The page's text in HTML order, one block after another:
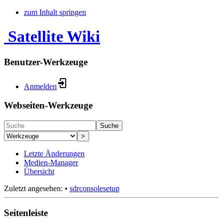
zum Inhalt springen
Satellite Wiki
Benutzer-Werkzeuge
Anmelden
Webseiten-Werkzeuge
Suche
>
Letzte Änderungen
Medien-Manager
Übersicht
Zuletzt angesehen: • sdrconsolesetup
Seitenleiste